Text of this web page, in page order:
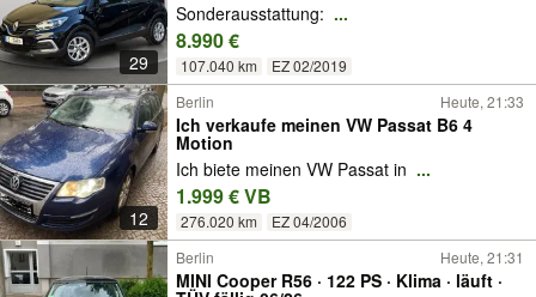
29
Sonderausstattung: ...
8.990 €
107.040 km EZ 02/2019
12
Berlin Heute, 21:33
Ich verkaufe meinen VW Passat B6 4
Motion
Ich biete meinen VW Passat in ...
1.999 € VB
276.020 km EZ 04/2006
Berlin Heute, 21:31
MINI Cooper R56 · 122 PS · Klima · läuft ·